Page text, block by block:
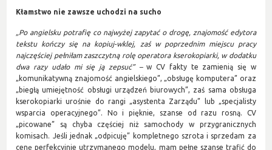
Kłamstwo nie zawsze uchodzi na sucho
„Po angielsku potrafię co najwyżej zapytać o drogę, znajomość edytora
tekstu kończy się na kopiuj-wklej, zaś w poprzednim miejscu pracy
najczęściej pełniłam zaszczytną rolę operatora kserokopiarki, w dodatku
dwa razy udało mi się ją zepsuć” –w CV fakty te zamienią się w
„komunikatywną znajomość angielskiego”, „obsługę komputera” oraz
„biegłą umiejętność obsługi urządzeń biurowych”, zaś sama obsługa
kserokopiarki urośnie do rangi „asystenta Zarządu” lub „specjalisty
wsparcia operacyjnego”. No i pięknie, szanse od razu rosną. CV
„picowane” są chyba częściej niż samochody w przygranicznych
komisach. Jeśli jednak „odpicuję” kompletnego szrota i sprzedam za
cenę perfekcyjnie utrzymanego modelu, mam pełne szanse trafić do